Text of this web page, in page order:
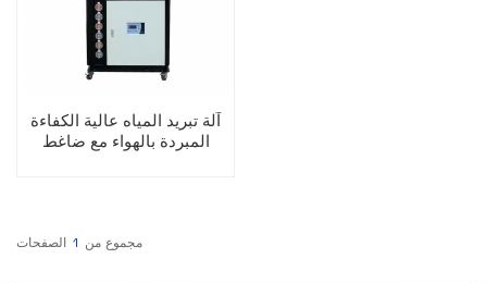
آلة تبريد المياه عالية الكفاءة
المبردة بالهواء مع ضاغط
مجموع من 1 الصفحات